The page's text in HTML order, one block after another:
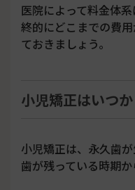
医院によって料金体
終的にどこまでの費
ておきましょう。
小児矯正はいつ
小児矯正は、永久歯
歯が残っている時期か